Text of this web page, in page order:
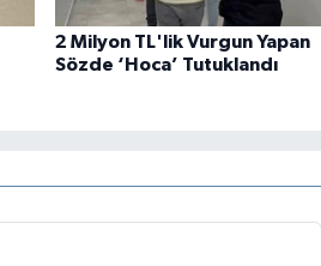
2 Milyon TL'lik Vurgun Yapan
Sözde ‘Hoca’ Tutuklandı